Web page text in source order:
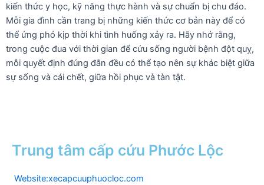
kiến thức y học, kỹ năng thực hành và sự chuẩn bị chu đáo.
Mỗi gia đình cần trang bị những kiến thức cơ bản này để có
thể ứng phó kịp thời khi tình huống xảy ra. Hãy nhớ rằng,
trong cuộc đua với thời gian để cứu sống người bệnh đột quỵ,
mỗi quyết định đúng đắn đều có thể tạo nên sự khác biệt giữa
sự sống và cái chết, giữa hồi phục và tàn tật.
Trung tâm cấp cứu Phước Lộc
Website:xecapcuuphuocloc.com